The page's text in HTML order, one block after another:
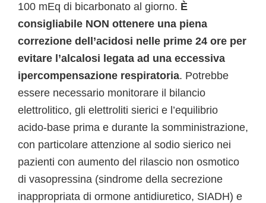
100 mEq di bicarbonato al giorno. È
consigliabile NON ottenere una piena
correzione dell’acidosi nelle prime 24 ore per
evitare l’alcalosi legata ad una eccessiva
ipercompensazione respiratoria. Potrebbe
essere necessario monitorare il bilancio
elettrolitico, gli elettroliti sierici e l’equilibrio
acido-base prima e durante la somministrazione,
con particolare attenzione al sodio sierico nei
pazienti con aumento del rilascio non osmotico
di vasopressina (sindrome della secrezione
inappropriata di ormone antidiuretico, SIADH) e